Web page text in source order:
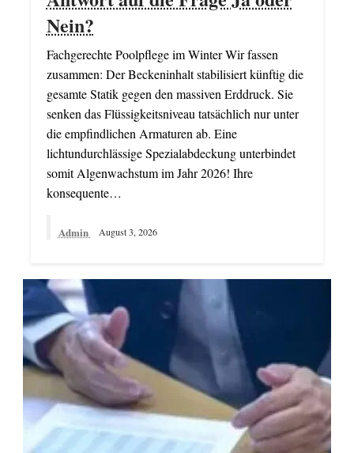
Nein?
Fachgerechte Poolpflege im Winter Wir fassen
zusammen: Der Beckeninhalt stabilisiert künftig die
gesamte Statik gegen den massiven Erddruck. Sie
senken das Flüssigkeitsniveau tatsächlich nur unter
die empfindlichen Armaturen ab. Eine
lichtundurchlässige Spezialabdeckung unterbindet
somit Algenwachstum im Jahr 2026! Ihre
konsequente…
Admin August 3, 2026